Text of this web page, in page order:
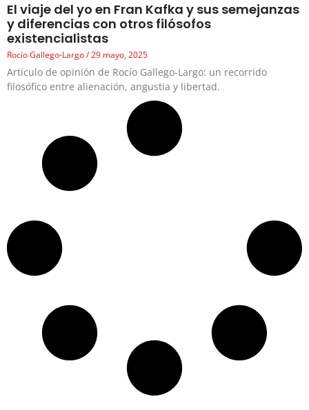
El viaje del yo en Fran Kafka y sus semejanzas
y diferencias con otros filósofos
existencialistas
Rocío Gallego-Largo 29 mayo, 2025
Artículo de opinión de Rocío Gallego-Largo: un recorrido
filosófico entre alienación, angustia y libertad.